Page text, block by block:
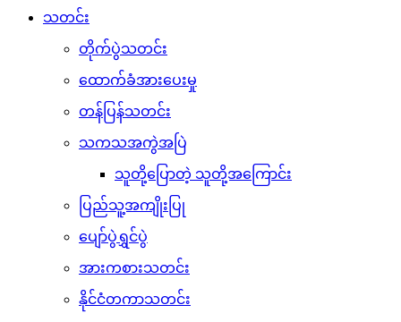
သတင်း
တိုက်ပွဲသတင်း
ထောက်ခံအားပေးမှု
တန်ပြန်သတင်း
သကသအကွဲအပြဲ
သူတို့ပြောတဲ့ သူတို့အကြောင်း
ပြည်သူ့အကျိုးပြု
ပျော်ပွဲရွှင်ပွဲ
အားကစားသတင်း
နိုင်ငံတကာသတင်း